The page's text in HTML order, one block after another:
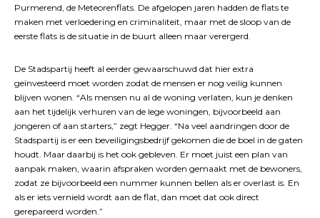
Purmerend, de Meteorenflats. De afgelopen jaren hadden de flats te
maken met verloedering en criminaliteit, maar met de sloop van de
eerste flats is de situatie in de buurt alleen maar verergerd.
De Stadspartij heeft al eerder gewaarschuwd dat hier extra
geïnvesteerd moet worden zodat de mensen er nog veilig kunnen
blijven wonen. “Als mensen nu al de woning verlaten, kun je denken
aan het tijdelijk verhuren van de lege woningen, bijvoorbeeld aan
jongeren of aan starters,” zegt Hegger. “Na veel aandringen door de
Stadspartij is er een beveiligingsbedrijf gekomen die de boel in de gaten
houdt. Maar daarbij is het ook gebleven. Er moet juist een plan van
aanpak maken, waarin afspraken worden gemaakt met de bewoners,
zodat ze bijvoorbeeld een nummer kunnen bellen als er overlast is. En
als er iets vernield wordt aan de flat, dan moet dat ook direct
gerepareerd worden.”